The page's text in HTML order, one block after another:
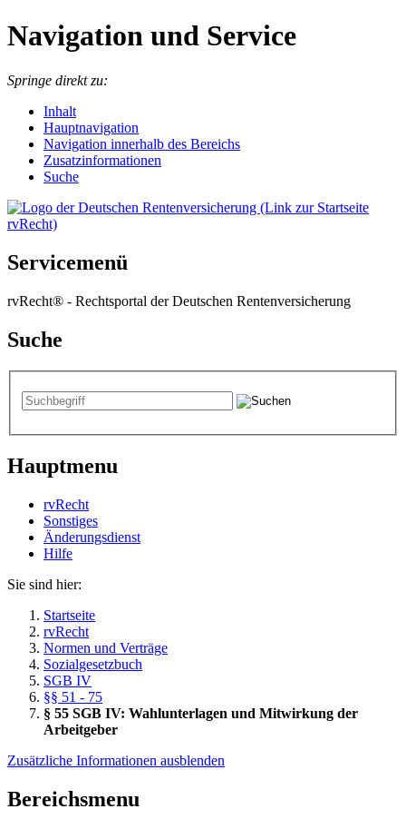
Navigation und Service
Springe direkt zu:
Inhalt
Hauptnavigation
Navigation innerhalb des Bereichs
Zusatzinformationen
Suche
Servicemenü
rvRecht® - Rechtsportal der Deutschen Rentenversicherung
Suche
Hauptmenu
rvRecht
Sonstiges
Änderungsdienst
Hil­fe
Sie sind hier:
Startseite
rvRecht
Normen und Verträge
Sozialgesetzbuch
SGB IV
§§ 51 - 75
§ 55 SGB IV: Wahlunterlagen und Mitwirkung der
Arbeitgeber
Zusätzliche Informationen ausblenden
Bereichsmenu